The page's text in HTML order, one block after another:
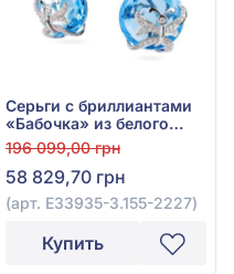
Серьги с бриллиантами
«Бабочка» из белого
золота 585° с
бриллиантом 0,22ct и
топазом Sky Blue 12,6ct,
арт. E33935-3.155-2227
196 099,00 грн
58 829,70 грн
(арт. E33935-3.155-2227)
Купить